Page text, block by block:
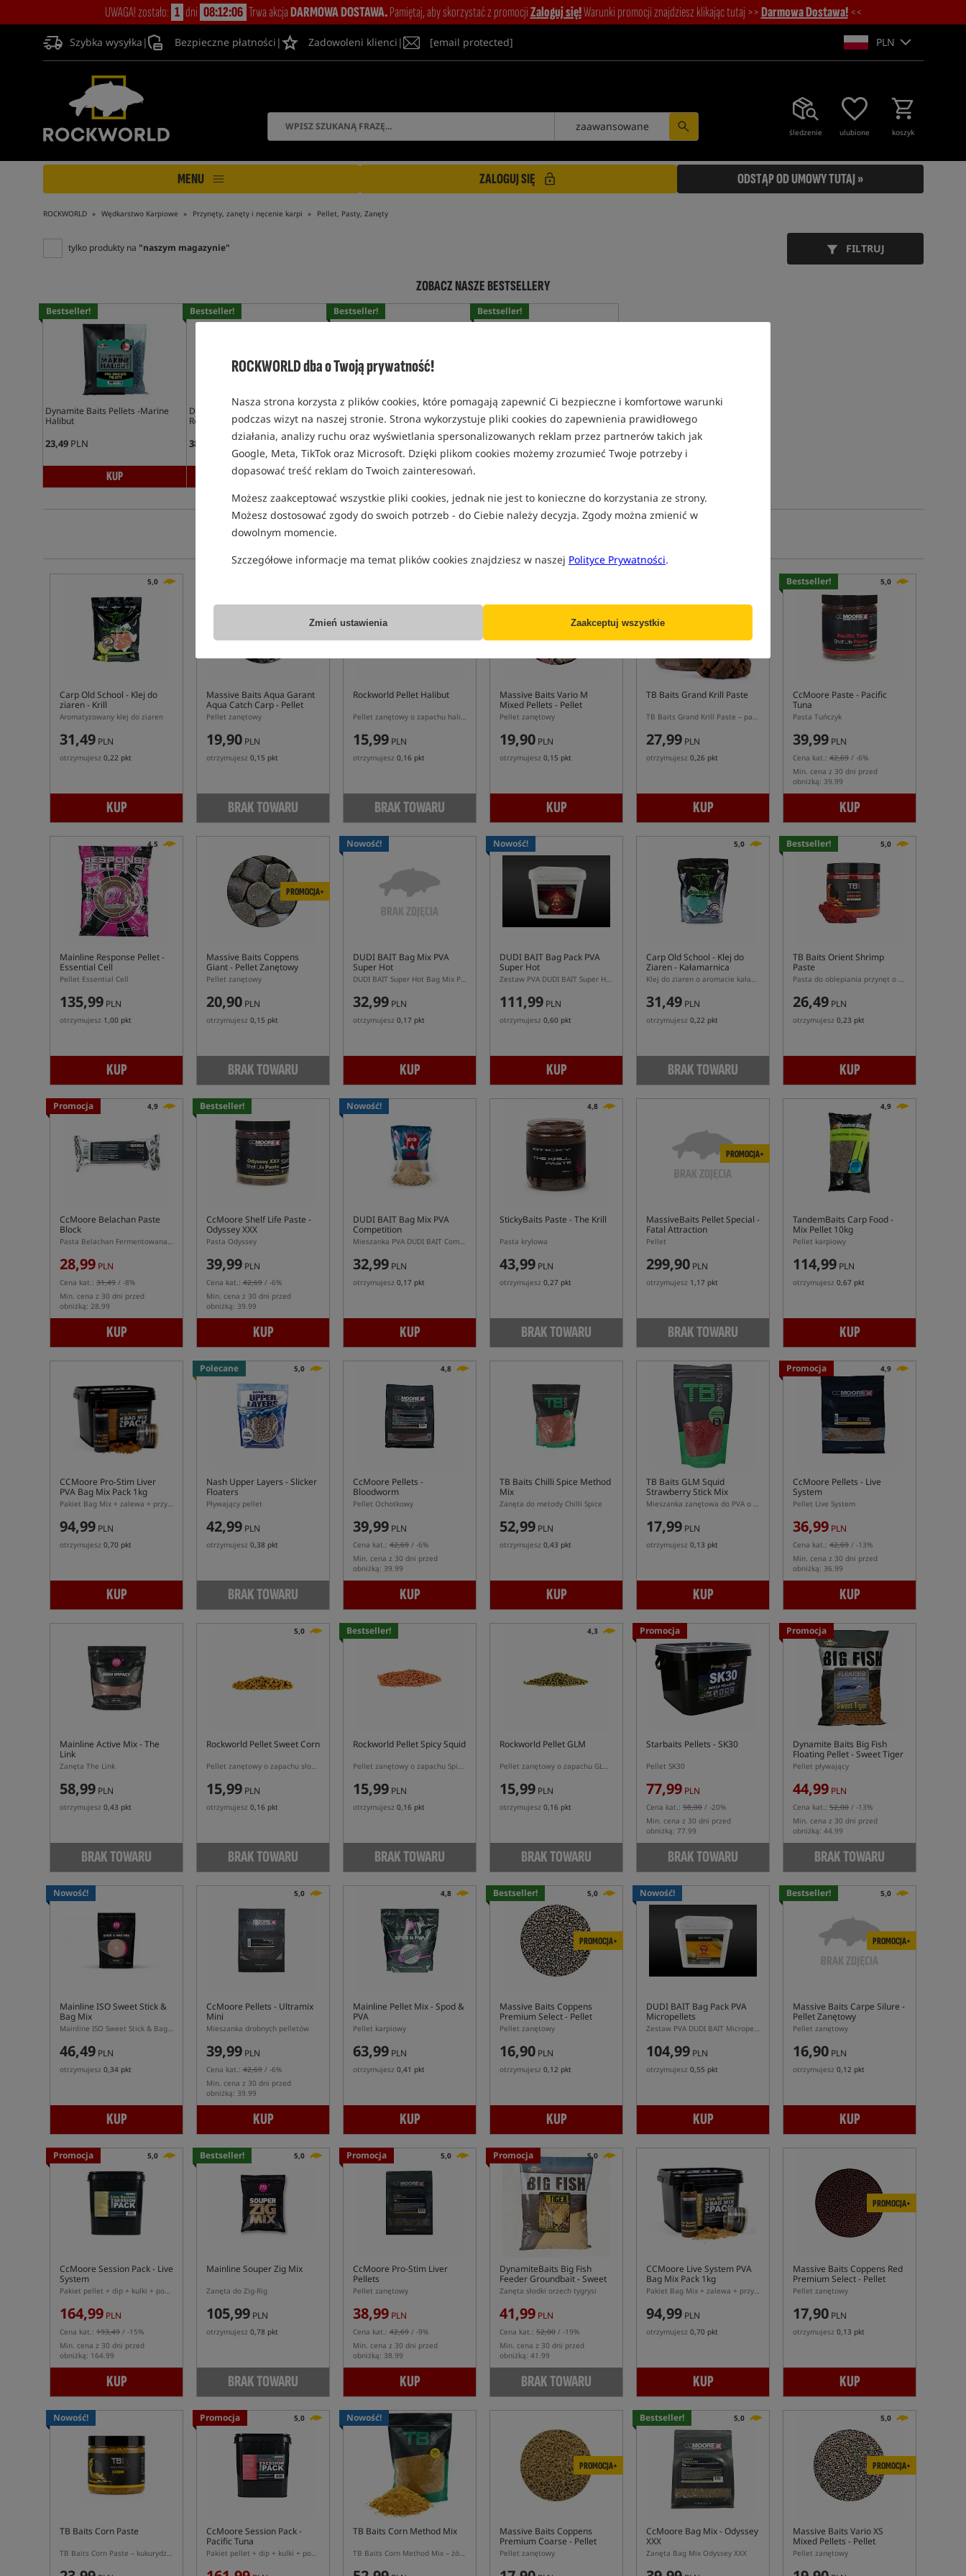
ROCKWORLD dba o Twoją prywatność!
Nasza strona korzysta z plików cookies, które pomagają zapewnić Ci bezpieczne i komfortowe warunki
podczas wizyt na naszej stronie. Strona wykorzystuje pliki cookies do zapewnienia prawidłowego
działania, analizy ruchu oraz wyświetlania spersonalizowanych reklam przez partnerów takich jak
Google, Meta, TikTok oraz Microsoft. Dzięki plikom cookies możemy zrozumieć Twoje potrzeby i
dopasować treść reklam do Twoich zainteresowań.
Możesz zaakceptować wszystkie pliki cookies, jednak nie jest to konieczne do korzystania ze strony.
Możesz dostosować zgody do swoich potrzeb - do Ciebie należy decyzja. Zgody można zmienić w
dowolnym momencie.
Szczegółowe informacje ma temat plików cookies znajdziesz w naszej Polityce Prywatności.
Zmień ustawienia Zaakceptuj wszystkie
UWAGA! zostało: 1 dni 08:12:05 Trwa akcjaDARMOWA DOSTAWA.Pamiętaj, aby skorzystać z promocjiZaloguj się!Warunki promocji znajdziesz klikając tutaj >>Darmowa Dostawa! <<
Szybka wysyłka | Bezpieczne płatności | Zadowoleni klienci | [email protected] PLN
śledzenie ulubione koszyk
zaawansowane
MENU ZALOGUJ SIĘ ODSTĄP OD UMOWY TUTAJ »
ROCKWORLD Wędkarstwo Karpiowe Przynęty, zanęty i nęcenie karpi Pellet, Pasty, Zanęty
tylko produkty na "naszym magazynie" FILTRUJ
ZOBACZ NASZE BESTSELLERY
Bestseller!
Dynamite Baits Pellets -Marine
Halibut
23,49PLN
KUP
Bestseller!
Dynamite Baits Carp Pellets -
Robin Red
38,99
KUP
Bestseller!
CcMoore Pellets - Live System
36,99PLN
KUP
Bestseller!
CcMoore Belachan Paste Block
28,99PLN
5,0
Carp Old School - Klej do
ziaren - Krill
Aromatyzowany klej do ziaren
31,49 PLN
otrzymujesz 0,22 pkt
KUP
PROMOCJA+
Massive Baits Aqua Garant
Aqua Catch Carp- Pellet
Zanętowy
Pellet zanętowy
19,90 PLN
otrzymujesz 0,15 pkt
BRAK TOWARU
Rockworld Pellet Halibut
Pellet zanętowy o zapachu halibuta
15,99 PLN
otrzymujesz 0,16 pkt
BRAK TOWARU
PROMOCJA+
Massive Baits Vario M
Mixed Pellets - Pellet
Zanętowy
Pellet zanętowy
19,90 PLN
otrzymujesz 0,15 pkt
KUP
TB Baits Grand Krill Paste
TB Baits Grand Krill Paste – pasta do kulek proteinowych
27,99 PLN
otrzymujesz 0,26 pkt
KUP
Bestseller! 5,0
CcMoore Paste - Pacific
Tuna
Pasta Tuńczyk
39,99 PLN
Cena kat.: 42,69 / -6%
Min. cena z 30 dni przed
obniżką: 39.99
KUP
4,5
Mainline Response Pellet -
Essential Cell
Pellet Essential Cell
135,99 PLN
otrzymujesz 1,00 pkt
KUP
PROMOCJA+
Massive Baits Coppens
Giant- Pellet Zanętowy
Pellet zanętowy
20,90 PLN
otrzymujesz 0,15 pkt
BRAK TOWARU
Nowość!
DUDI BAIT Bag Mix PVA
Super Hot
DUDI BAIT Super Hot Bag Mix PVA 1kg – mieszanka do worków PVA
32,99 PLN
otrzymujesz 0,17 pkt
KUP
Nowość!
DUDI BAIT Bag Pack PVA
Super Hot
Zestaw PVA DUDI BAIT Super Hot Pack z zanętą i atraktorem
111,99 PLN
otrzymujesz 0,60 pkt
KUP
5,0
Carp Old School - Klej do
Ziaren - Kałamarnica
Klej do ziaren o aromacie kałamarnicy
31,49 PLN
otrzymujesz 0,22 pkt
BRAK TOWARU
Bestseller! 5,0
TB Baits Orient Shrimp
Paste
Pasta do oblepiania przynęt o zapachu Orient Shrimp
26,49 PLN
otrzymujesz 0,23 pkt
KUP
Promocja 4,9
CcMoore Belachan Paste
Block
Pasta Belachan Fermentowana Krewetka
28,99 PLN
Cena kat.: 31,49 / -8%
Min. cena z 30 dni przed
obniżką: 28.99
KUP
Bestseller!
CcMoore Shelf Life Paste -
Odyssey XXX
Pasta Odyssey
39,99 PLN
Cena kat.: 42,69 / -6%
Min. cena z 30 dni przed
obniżką: 39.99
KUP
Nowość!
DUDI BAIT Bag Mix PVA
Competition
Mieszanka PVA DUDI BAIT Competition
32,99 PLN
otrzymujesz 0,17 pkt
KUP
4,8
StickyBaits Paste - The Krill
Pasta krylowa
43,99 PLN
otrzymujesz 0,27 pkt
BRAK TOWARU
PROMOCJA+
MassiveBaits Pellet Special -
Fatal Attraction
Pellet
299,90 PLN
otrzymujesz 1,17 pkt
BRAK TOWARU
4,9
TandemBaits Carp Food -
Mix Pellet 10kg
Pellet karpiowy
114,99 PLN
otrzymujesz 0,67 pkt
KUP
CCMoore Pro-Stim Liver
PVA Bag Mix Pack 1kg
Pakiet Bag Mix + zalewa + przynęty
94,99 PLN
otrzymujesz 0,70 pkt
KUP
Polecane 5,0
Nash Upper Layers - Slicker
Floaters
Pływający pellet
42,99 PLN
otrzymujesz 0,38 pkt
BRAK TOWARU
4,8
CcMoore Pellets -
Bloodworm
Pellet Ochotkowy
39,99 PLN
Cena kat.: 42,69 / -6%
Min. cena z 30 dni przed
obniżką: 39.99
KUP
TB Baits Chilli Spice Method
Mix
Zanęta do metody Chilli Spice
52,99 PLN
otrzymujesz 0,43 pkt
KUP
TB Baits GLM Squid
Strawberry Stick Mix
Mieszanka zanętowa do PVA o zapachu GLM kałamarnicy i truskawki
17,99 PLN
otrzymujesz 0,13 pkt
KUP
Promocja 4,9
CcMoore Pellets - Live
System
Pellet Live System
36,99 PLN
Cena kat.: 42,69 / -13%
Min. cena z 30 dni przed
obniżką: 36.99
KUP
Mainline Active Mix - The
Link
Zanęta The Link
58,99 PLN
otrzymujesz 0,43 pkt
BRAK TOWARU
5,0
Rockworld Pellet Sweet Corn
Pellet zanętowy o zapachu słodkiej kukurydzy
15,99 PLN
otrzymujesz 0,16 pkt
BRAK TOWARU
Bestseller!
Rockworld Pellet Spicy Squid
Pellet zanętowy o zapachu Spicy quid
15,99 PLN
otrzymujesz 0,16 pkt
BRAK TOWARU
4,3
Rockworld Pellet GLM
Pellet zanętowy o zapachu GLM (małży nowozelandzkiej)
15,99 PLN
otrzymujesz 0,16 pkt
BRAK TOWARU
Promocja
Starbaits Pellets - SK30
Pellet SK30
77,99 PLN
Cena kat.: 98,00 / -20%
Min. cena z 30 dni przed
obniżką: 77.99
BRAK TOWARU
Promocja
Dynamite Baits Big Fish
Floating Pellet - Sweet Tiger
Pellet pływający
44,99 PLN
Cena kat.: 52,00 / -13%
Min. cena z 30 dni przed
obniżką: 44.99
BRAK TOWARU
Nowość!
Mainline ISO Sweet Stick &
Bag Mix
Mainline ISO Sweet Stick & Bag Mix – aktywna mieszanka PVA 1 kg
46,49 PLN
otrzymujesz 0,34 pkt
KUP
5,0
CcMoore Pellets - Ultramix
Mini
Mieszanka drobnych pelletów
39,99 PLN
Cena kat.: 42,69 / -6%
Min. cena z 30 dni przed
obniżką: 39.99
KUP
4,8
Mainline Pellet Mix - Spod &
PVA
Pellet karpiowy
63,99 PLN
otrzymujesz 0,41 pkt
KUP
Bestseller! 5,0
PROMOCJA+
Massive Baits Coppens
Premium Select- Pellet
Zanętowy
Pellet zanętowy
16,90 PLN
otrzymujesz 0,12 pkt
KUP
Nowość!
DUDI BAIT Bag Pack PVA
Micropellets
Zestaw PVA DUDI BAIT Micropellets Pack z mikropelletem i atraktorem
104,99 PLN
otrzymujesz 0,55 pkt
KUP
Bestseller! 5,0
PROMOCJA+
Massive Baits Carpe Silure -
Pellet Zanętowy
Pellet zanętowy
16,90 PLN
otrzymujesz 0,12 pkt
KUP
Promocja 5,0
CcMoore Session Pack - Live
System
Pakiet pellet + dip + kulki + pop-ups
164,99 PLN
Cena kat.: 193,49 / -15%
Min. cena z 30 dni przed
obniżką: 164.99
KUP
Bestseller! 5,0
Mainline Souper Zig Mix
Zanęta do Zig-Rig
105,99 PLN
otrzymujesz 0,78 pkt
BRAK TOWARU
Promocja 5,0
CcMoore Pro-Stim Liver
Pellets
Pellet zanętowy
38,99 PLN
Cena kat.: 42,69 / -9%
Min. cena z 30 dni przed
obniżką: 38.99
KUP
Promocja 5,0
DynamiteBaits Big Fish
Feeder Groundbait - Sweet
Tiger
Zanęta słodki orzech tygrysi
41,99 PLN
Cena kat.: 52,00 / -19%
Min. cena z 30 dni przed
obniżką: 41.99
BRAK TOWARU
CCMoore Live System PVA
Bag Mix Pack 1kg
Pakiet Bag Mix + zalewa + przynęty
94,99 PLN
otrzymujesz 0,70 pkt
KUP
PROMOCJA+
Massive Baits Coppens Red
Premium Select- Pellet
Zanętowy
Pellet zanętowy
17,90 PLN
otrzymujesz 0,13 pkt
KUP
Nowość!
TB Baits Corn Paste
TB Baits Corn Paste – kukurydziana pasta do oblepiania przynęt
Promocja 5,0
CcMoore Session Pack -
Pacific Tuna
Pakiet pellet + dip + kulki + pop-ups
Nowość!
TB Baits Corn Method Mix
TB Baits Corn Method Mix – żółta zanęta karpiowa do metody 2 kg
PROMOCJA+
Massive Baits Coppens
Premium Coarse - Pellet
Zanętowy
Pellet zanętowy
Bestseller! 5,0
CcMoore Bag Mix - Odyssey
XXX
Zanęta Bag Mix Odyssey XXX
5,0
PROMOCJA+
Massive Baits Vario XS
Mixed Pellets - Pellet
Zanętowy
Pellet zanętowy